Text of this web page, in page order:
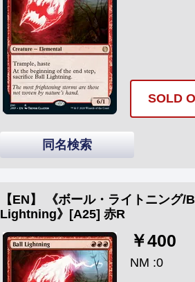
SOLD
同名検索
【EN】 《ボール・ライトニング/
Lightning》[A25] 赤R
￥400
NM :0